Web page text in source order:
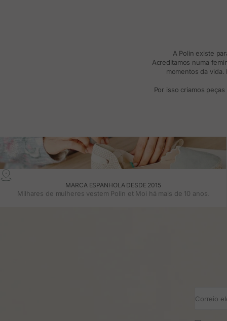
A Polin existe
Acreditamos numa
momentos da
Por isso criamos
MARCA ESPANHOLA DESDE 2015
Milhares de mulheres vestem Polin et Moi há mais de 10 anos.
Correio